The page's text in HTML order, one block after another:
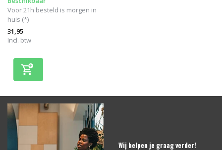
Voor 21h besteld is morgen in
huis (*)
31,95
Incl. btw
Wij helpen je graag verder!